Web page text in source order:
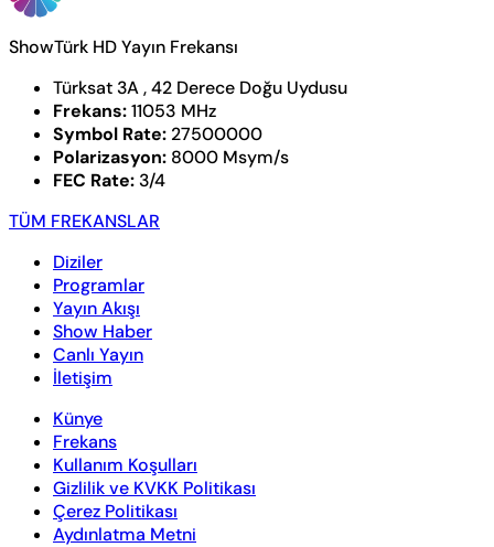
ShowTürk HD Yayın Frekansı
Türksat 3A , 42 Derece Doğu Uydusu
Frekans:11053 MHz
Symbol Rate: 27500000
Polarizasyon: 8000 Msym/s
FEC Rate: 3/4
TÜM FREKANSLAR
Diziler
Programlar
Yayın Akışı
Show Haber
Canlı Yayın
İletişim
Künye
Frekans
Kullanım Koşulları
Gizlilik ve KVKK Politikası
Çerez Politikası
Aydınlatma Metni